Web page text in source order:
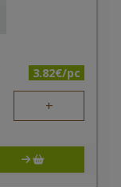
3.82€/pc
+